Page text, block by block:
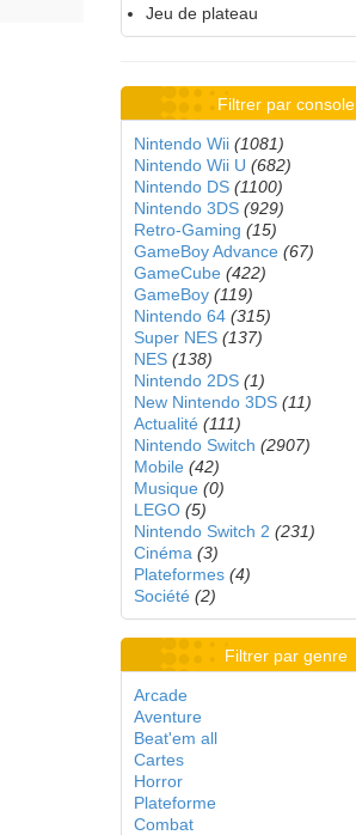
Jeu de plateau
Filtrer par console
Nintendo Wii (1081)
Nintendo Wii U (682)
Nintendo DS (1100)
Nintendo 3DS (929)
Retro-Gaming (15)
GameBoy Advance (67)
GameCube (422)
GameBoy (119)
Nintendo 64 (315)
Super NES (137)
NES (138)
Nintendo 2DS (1)
New Nintendo 3DS (11)
Actualité (111)
Nintendo Switch (2907)
Mobile (42)
Musique (0)
LEGO (5)
Nintendo Switch 2 (231)
Cinéma (3)
Plateformes (4)
Société (2)
Filtrer par genre
Arcade
Aventure
Beat'em all
Cartes
Horror
Plateforme
Combat